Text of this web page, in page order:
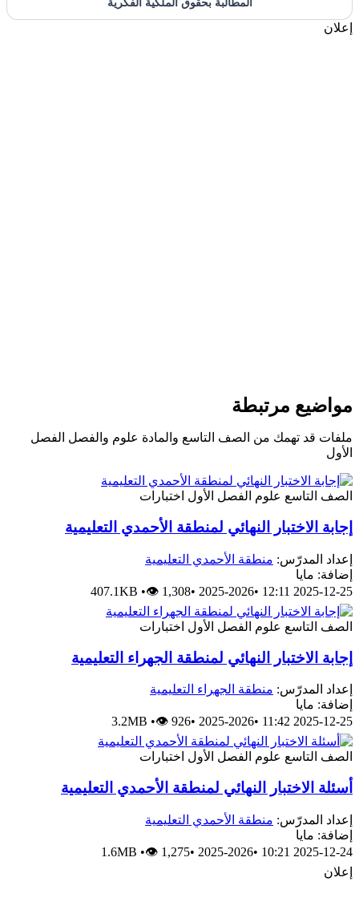
المطالبة بحقوق الملكية الفكرية
إعلان
مواضيع مرتبطة
ملفات قد تهمك من الصف التاسع والمادة علوم والفصل الفصل
الأول
الصف التاسع علوم الفصل الأول اختبارات
إجابة الاختبار النهائي لمنطقة الأحمدي التعليمية
إعداد المدرّس: منطقة الأحمدي التعليمية
إضافة: مايا
2025-12-25 12:11
•
2025-2026
•
407.1KB •👁 1,308
الصف التاسع علوم الفصل الأول اختبارات
إجابة الاختبار النهائي لمنطقة الجهراء التعليمية
إعداد المدرّس: منطقة الجهراء التعليمية
إضافة: مايا
2025-12-25 11:42
•
2025-2026
•
3.2MB •👁 926
الصف التاسع علوم الفصل الأول اختبارات
أسئلة الاختبار النهائي لمنطقة الأحمدي التعليمية
إعداد المدرّس: منطقة الأحمدي التعليمية
إضافة: مايا
2025-12-24 10:21
•
2025-2026
•
1.6MB •👁 1,275
إعلان